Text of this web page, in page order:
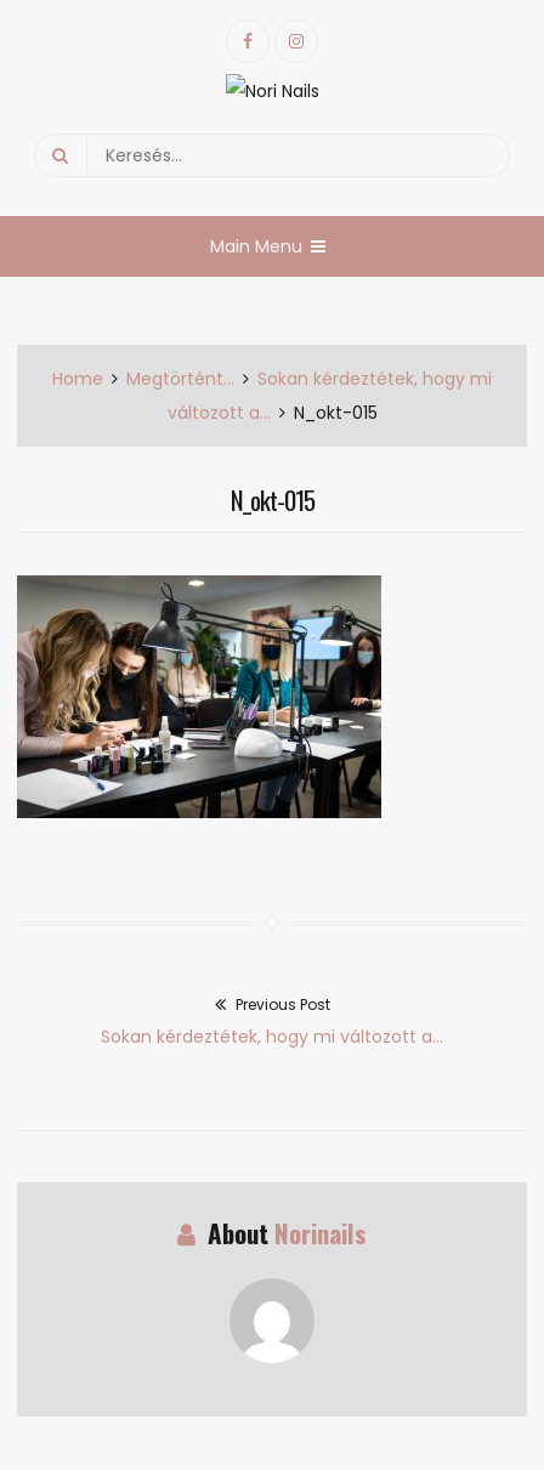
FacebookInstagram
Nori Nails
Search
Main Menu
Home Megtörtént…
Sokan kérdeztétek, hogy mi
változott a...
N_okt-015
N_okt-015
Previous Post
Previous
Sokan kérdeztétek, hogy mi változott a…
AboutNorinails